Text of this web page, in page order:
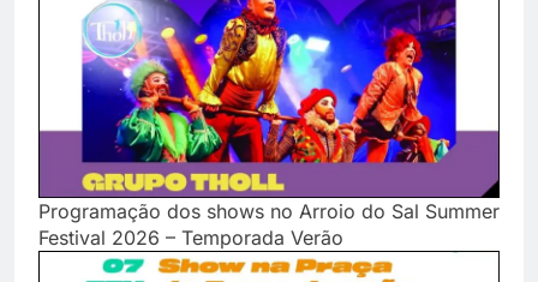
Programação dos shows no Arroio do Sal Summer
Festival 2026 – Temporada Verão